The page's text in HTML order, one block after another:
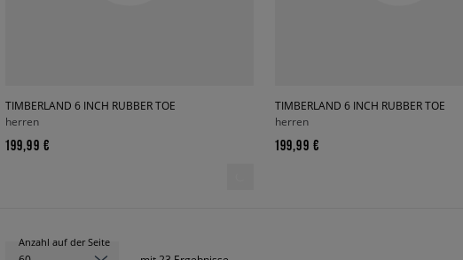
TIMBERLAND 6 INCH RUBBER TOE
herren
199,99 €
TIMBERLAND 6 INCH RUBBER TOE
herren
199,99 €
Anzahl auf der Seite